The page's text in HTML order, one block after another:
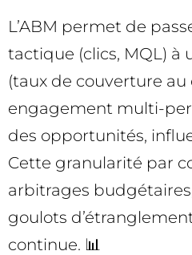
L’ABM permet de
tactique (clics, MQL) à
(taux de couverture au
engagement multi-
des opportunités,
Cette granularité par
arbitrages
goulots
continue. 📊